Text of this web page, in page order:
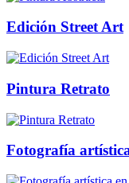
Edición Street Art
Pintura Retrato
Fotografía